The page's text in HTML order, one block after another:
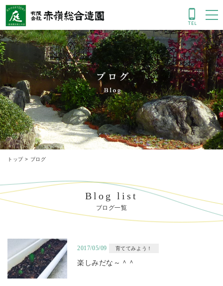
ブログ
トップ> ブログ
Blog list
ブログ一覧
2017/05/09 育ててみよう！
楽しみだな～＾＾